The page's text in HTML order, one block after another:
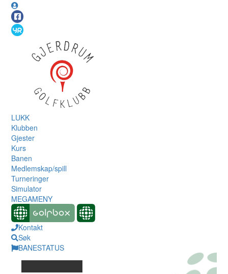
LUKK
Klubben
Gjester
Kurs
Banen
Medlemskap/spill
Turneringer
Simulator
MEGAMENY
Kontakt
Søk
BANESTATUS